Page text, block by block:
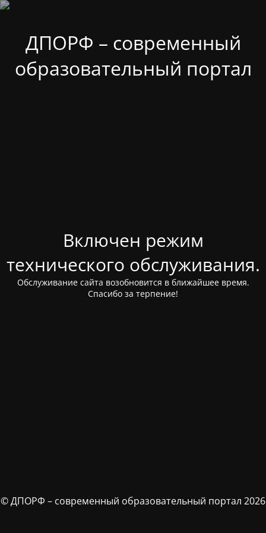
ДПОРФ – современный
образовательный портал
Включен режим
технического обслуживания.
Обслуживание сайта возобновится в ближайшее время.
Спасибо за терпение!
© ДПОРФ – современный образовательный портал 2026